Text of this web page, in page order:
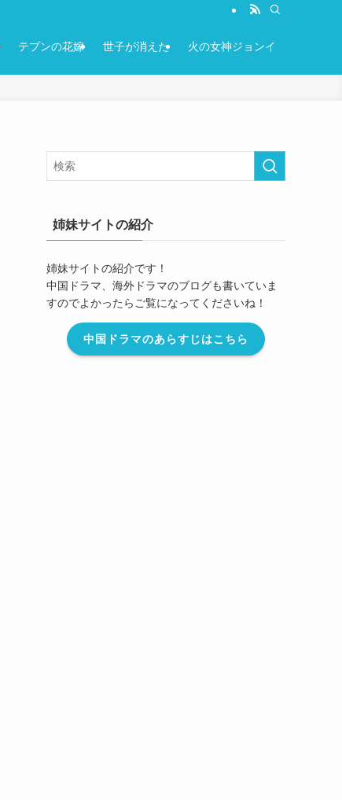
テプンの花嫁 世子が消えた 火の女神ジョンイ
姉妹サイトの紹介
姉妹サイトの紹介です！
中国ドラマ、海外ドラマのブログも書いていま
すのでよかったらご覧になってくださいね！
中国ドラマのあらすじはこちら